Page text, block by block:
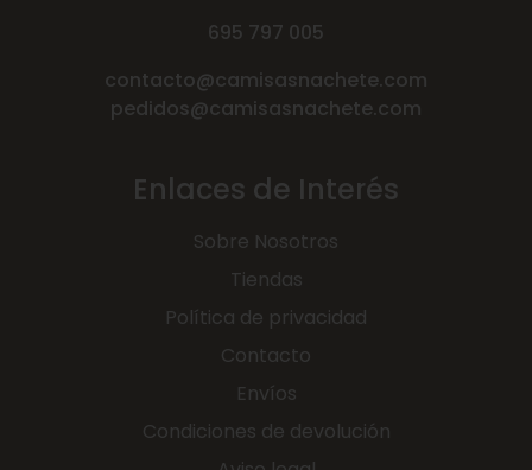
695 797 005
contacto@camisasnachete.com
pedidos@camisasnachete.com
Enlaces de Interés
Sobre Nosotros
Tiendas
Política de privacidad
Contacto
Envíos
Condiciones de devolución